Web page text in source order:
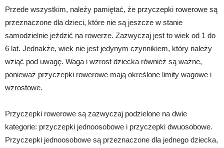
Przede wszystkim, należy pamiętać, że przyczepki rowerowe są
przeznaczone dla dzieci, które nie są jeszcze w stanie
samodzielnie jeździć na rowerze. Zazwyczaj jest to wiek od 1 do
6 lat. Jednakże, wiek nie jest jedynym czynnikiem, który należy
wziąć pod uwagę. Waga i wzrost dziecka również są ważne,
ponieważ przyczepki rowerowe mają określone limity wagowe i
wzrostowe.
Przyczepki rowerowe są zazwyczaj podzielone na dwie
kategorie: przyczepki jednoosobowe i przyczepki dwuosobowe.
Przyczepki jednoosobowe są przeznaczone dla jednego dziecka,